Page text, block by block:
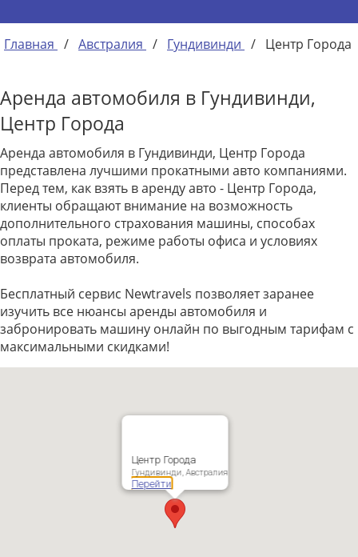
Главная / Австралия / Гундивинди / Центр Города
Аренда автомобиля в Гундивинди,
Центр Города
Аренда автомобиля в Гундивинди, Центр Города
представлена лучшими прокатными авто компаниями.
Перед тем, как взять в аренду авто - Центр Города,
клиенты обращают внимание на возможность
дополнительного страхования машины, способах
оплаты проката, режиме работы офиса и условиях
возврата автомобиля.
Бесплатный сервис Newtravels позволяет заранее
изучить все нюансы аренды автомобиля и
забронировать машину онлайн по выгодным тарифам с
максимальными скидками!
Центр Города
Гундивинди, Австралия
Перейти